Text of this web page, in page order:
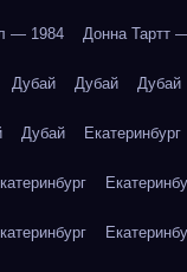
— 1984 Донна Тартт
Дубай Дубай Дубай
Дубай Екатеринбург